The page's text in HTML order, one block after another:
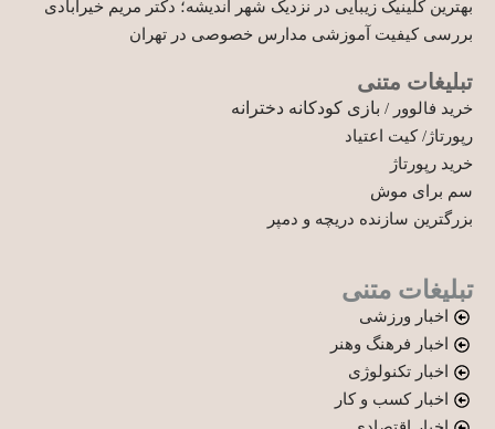
بهترین کلینیک زیبایی در نزدیک شهر اندیشه؛ دکتر مریم خیرآبادی
بررسی کیفیت آموزشی مدارس خصوصی در تهران
تبلیغات متنی
خرید فالوور / بازی کودکانه دخترانه
رپورتاژ/کیت اعتیاد
خرید رپورتاژ
سم برای موش
بزرگترین سازنده دریچه و دمپر
تبلیغات متنی
اخبار ورزشی
اخبار فرهنگ وهنر
اخبار تکنولوژی
اخبار کسب و کار